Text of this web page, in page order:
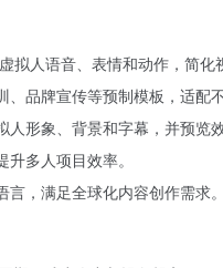
拟人语音、表情和动作，简化
、品牌宣传等预制模板，适配
人形象、背景和字幕，并预览效
升多人项目效率。
言，满足全球化内容创作需求。